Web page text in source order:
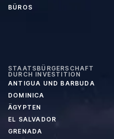
BÜROS
STAATSBÜRGERSCHAFT
DURCH INVESTITION
ANTIGUA UND BARBUDA
DOMINICA
ÄGYPTEN
EL SALVADOR
GRENADA